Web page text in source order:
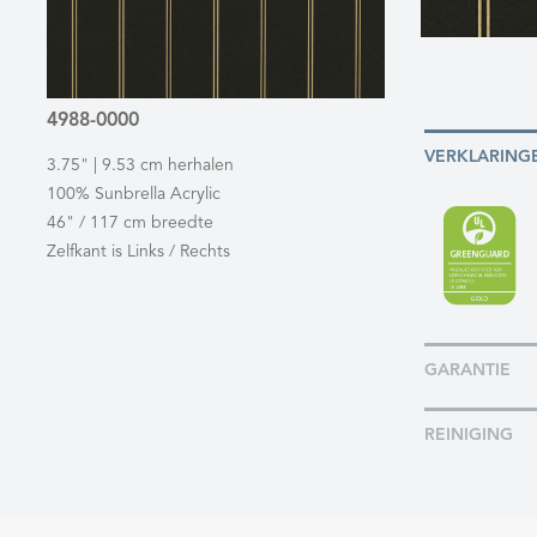
4988-0000
3.75" | 9.53 cm herhalen
100% Sunbrella Acrylic
46" / 117 cm breedte
Zelfkant is Links / Rechts
GARANTIE
REINIGING